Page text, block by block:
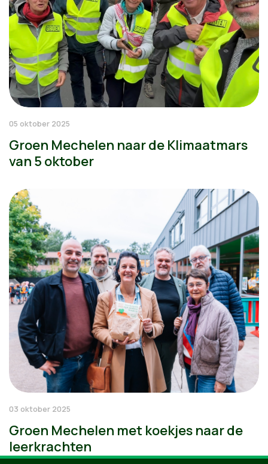
05 oktober 2025
Groen Mechelen naar de Klimaatmars
van 5 oktober
03 oktober 2025
Groen Mechelen met koekjes naar de
leerkrachten